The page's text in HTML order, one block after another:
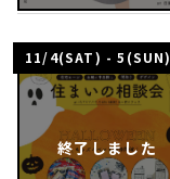
11/4(SAT) - 5(SUN)
終了しました